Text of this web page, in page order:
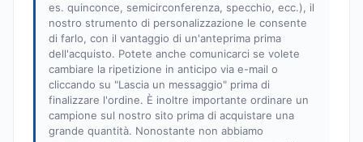
es. quinconce, semicirconferenza, specchio, ecc.), il
nostro strumento di personalizzazione le consente
di farlo, con il vantaggio di un'anteprima prima
dell'acquisto. Potete anche comunicarci se volete
cambiare la ripetizione in anticipo via e-mail o
cliccando su "Lascia un messaggio" prima di
finalizzare l'ordine. È inoltre importante ordinare un
campione sul nostro sito prima di acquistare una
grande quantità. Nonostante non abbiamo